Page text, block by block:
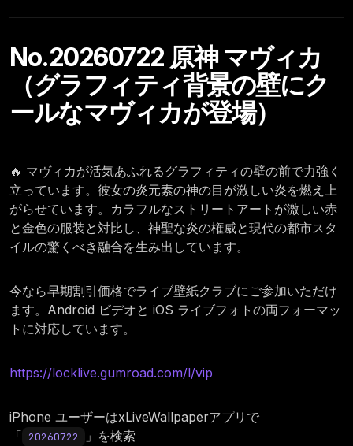
No.20260722 原神 マヴィカ
（グラフィティ背景の壁にク
ールなマヴィカが登場）
🔥 マヴィカが活気あふれるグラフィティの壁の前で力強く
立っています。彼女の炎元素の神の目が激しい炎を燃え上
がらせています。カラフルなストリートアートが激しい赤
と金色の服装と対比し、神聖な炎の権威と現代の都市スタ
イルの驚くべき融合を生み出しています。
今なら早期割引価格でライブ壁紙クラブにご参加いただけ
ます。Android ビデオと iOS ライブフォトの両フォーマッ
トに対応しています。
https://locklive.gumroad.com/l/vip
iPhone ユーザーはxLiveWallpaperアプリで
「 20260722 」を検索